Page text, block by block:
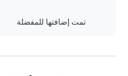
تمت إضافتها للمفضلة